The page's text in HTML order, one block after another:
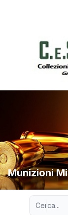
Munizioni